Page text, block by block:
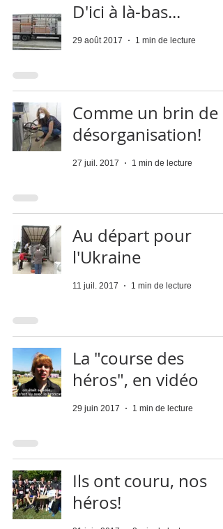
D'ici à là-bas...
29 août 2017 1 min de lecture
Comme un brin de
désorganisation!
27 juil. 2017 1 min de lecture
Au départ pour
l'Ukraine
11 juil. 2017 1 min de lecture
La "course des
héros", en vidéo
29 juin 2017 1 min de lecture
Ils ont couru, nos
héros!